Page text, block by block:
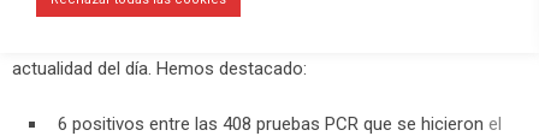
actualidad del día. Hemos destacado:
6 positivos entre las 408 pruebas PCR que se hicieron el